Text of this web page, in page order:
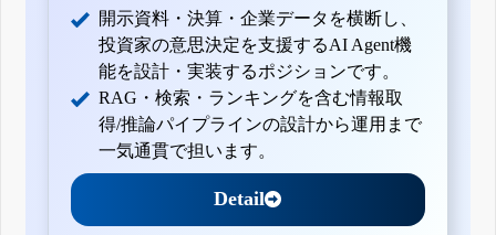
開示資料・決算・企業データを横断し、
投資家の意思決定を支援するAI Agent機
能を設計・実装するポジションです。
RAG・検索・ランキングを含む情報取
得/推論パイプラインの設計から運用まで
一気通貫で担います。
Detail